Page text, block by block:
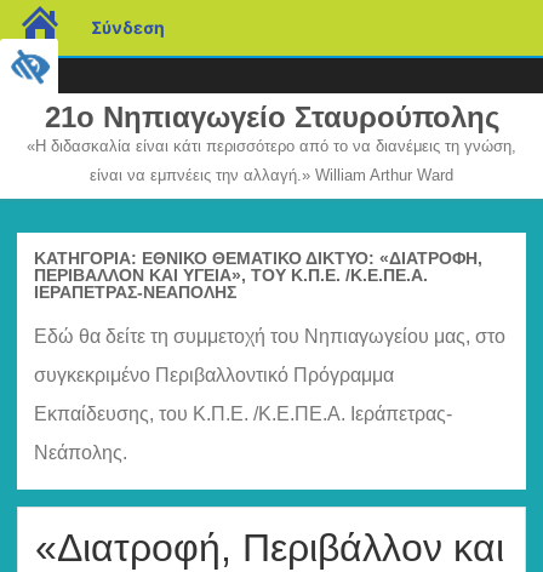
21ο Νηπιαγωγείο Σταυρούπολης
«Η διδασκαλία είναι κάτι περισσότερο από το να διανέμεις τη γνώση,
είναι να εμπνέεις την αλλαγή.» William Arthur Ward
Μετάβαση
περιεχόμενο
ΚΑΤΗΓΟΡΊΑ: ΕΘΝΙΚΌ ΘΕΜΑΤΙΚΌ ΔΊΚΤΥΟ: «ΔΙΑΤΡΟΦΉ,
ΠΕΡΙΒΆΛΛΟΝ ΚΑΙ ΥΓΕΊΑ», ΤΟΥ Κ.Π.Ε. /Κ.Ε.ΠΕ.Α.
ΙΕΡΆΠΕΤΡΑΣ-ΝΕΆΠΟΛΗΣ
Εδώ θα δείτε τη συμμετοχή του Νηπιαγωγείου μας, στο
συγκεκριμένο Περιβαλλοντικό Πρόγραμμα
Εκπαίδευσης, του Κ.Π.Ε. /Κ.Ε.ΠΕ.Α. Ιεράπετρας-
Νεάπολης.
«Διατροφή, Περιβάλλον και
blogs.sch.gr
Σύνδεση